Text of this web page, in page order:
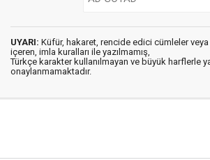
UYARI: Küfür, hakaret, rencide edici cümleler veya
içeren, imla kuralları ile yazılmamış,
Türkçe karakter kullanılmayan ve büyük harflerle
onaylanmamaktadır.